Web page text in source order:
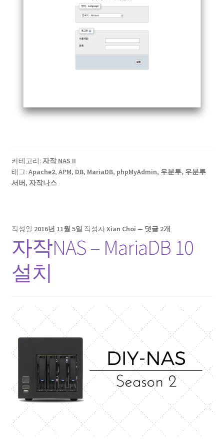
카테고리: 자작 NAS II
태그: Apache2, APM, DB, MariaDB, phpMyAdmin, 우분투, 우분투
서버, 자작나스
작성일 2016년 11월 5일 작성자Xian Choi — 댓글 2개
자작NAS – MariaDB 10
설치